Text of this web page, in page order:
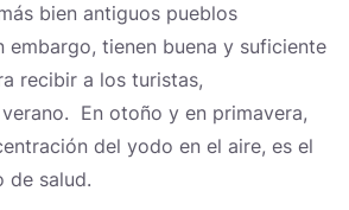
bien antiguos pueblos
embargo, tienen buena y suficiente
recibir a los turistas,
En otoño y en primavera,
del yodo en el aire, es el
de salud.